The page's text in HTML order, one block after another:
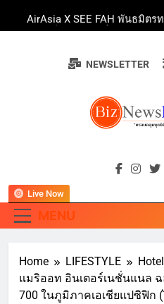
AirAsia X SEE FAH พันธมิตร
20 ปี ต่อยอดเสิร์ฟความอร่อ
ทางวิชาการและการตลาดเ
ธุรกิจท่องเที่ยวไทย “ข
สืบสานพุทธศาสนา สร้างสัง
แนวคิด “90 วัน เก็บแต้มสุขภ
Guangzhou Yinghao
“ข้าวหน้าไก่ราชว
ททท. ร่วมมือกับ จุฬาลงกรณ์มห
ธุรกิจท่องเที่ยวไทย “ข
"ครอบคลุมทุก
NEWSLETTER
MENU
Live Now
Home LIFESTYLE
แมริออท อินเตอร์เนชั่นแนล
700 ในภูมิภาคเอเชียแปซิฟิก